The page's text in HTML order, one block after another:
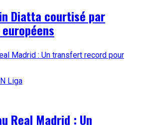
Diatta courtisé par
Liga
Real Madrid : Un